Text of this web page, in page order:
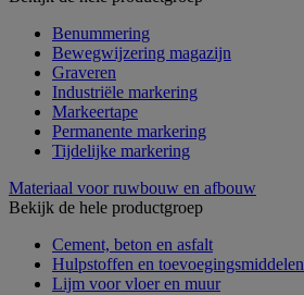
Benummering
Bewegwijzering magazijn
Graveren
Industriële markering
Markeertape
Permanente markering
Tijdelijke markering
Materiaal voor ruwbouw en afbouw
Bekijk de hele productgroep
Cement, beton en asfalt
Hulpstoffen en toevoegingsmiddelen
Lijm voor vloer en muur